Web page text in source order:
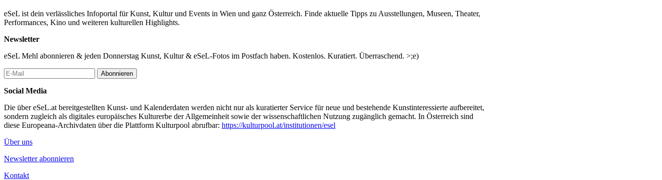
eSeL ist dein verlässliches Infoportal für Kunst, Kultur und Events in Wien und ganz Österreich. Finde aktuelle Tipps zu Ausstellungen, Museen, Theater,
Performances, Kino und weiteren kulturellen Highlights.
Newsletter
eSeL Mehl abonnieren & jeden Donnerstag Kunst, Kultur & eSeL-Fotos im Postfach haben. Kostenlos. Kuratiert. Überraschend. >;e)
Abonnieren
Social Media
Die über eSeL.at bereitgestellten Kunst- und Kalenderdaten werden nicht nur als kuratierter Service für neue und bestehende Kunstinteressierte aufbereitet,
sondern zugleich als digitales europäisches Kulturerbe der Allgemeinheit sowie der wissenschaftlichen Nutzung zugänglich gemacht. In Österreich sind
diese Europeana-Archivdaten über die Plattform Kulturpool abrufbar: https://kulturpool.at/institutionen/esel
Über uns
Newsletter abonnieren
Kontakt